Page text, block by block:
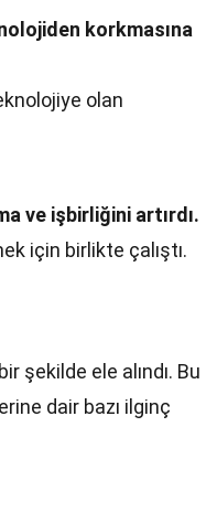
korkmasına
olan
ve işbirliğini artırdı.
için birlikte çalıştı.
şekilde ele alındı. Bu
dair bazı ilginç